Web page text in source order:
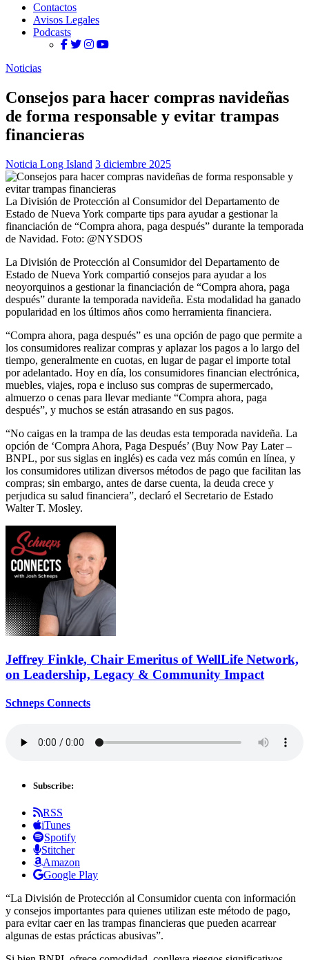
Contactos
Avisos Legales
Podcasts
Noticias
Consejos para hacer compras navideñas
de forma responsable y evitar trampas
financieras
Noticia Long Island 3 diciembre 2025
La División de Protección al Consumidor del Departamento de
Estado de Nueva York comparte tips para ayudar a gestionar la
financiación de “Compra ahora, paga después” durante la temporada
de Navidad. Foto: @NYSDOS
La División de Protección al Consumidor del Departamento de
Estado de Nueva York compartió consejos para ayudar a los
neoyorquinos a gestionar la financiación de “Compra ahora, paga
después” durante la temporada navideña. Esta modalidad ha ganado
popularidad en los últimos años como herramienta financiera.
“Compra ahora, paga después” es una opción de pago que permite a
los consumidores realizar compras y aplazar los pagos a lo largo del
tiempo, generalmente en cuotas, en lugar de pagar el importe total
por adelantado. Hoy en día, los consumidores financian electrónica,
muebles, viajes, ropa e incluso sus compras de supermercado,
almuerzo o cenas para llevar mediante “Compra ahora, paga
después”, y muchos se están atrasando en sus pagos.
“No caigas en la trampa de las deudas esta temporada navideña. La
opción de ‘Compra Ahora, Paga Después’ (Buy Now Pay Later –
BNPL, por sus siglas en inglés) es cada vez más común en línea, y
los consumidores utilizan diversos métodos de pago que facilitan las
compras; sin embargo, antes de darse cuenta, la deuda crece y
perjudica su salud financiera”, declaró el Secretario de Estado
Walter T. Mosley.
Jeffrey Finkle, Chair Emeritus of WellLife Network,
on Leadership, Legacy & Community Impact
Schneps Connects
Subscribe:
RSS
iTunes
Spotify
Stitcher
Amazon
Google Play
“La División de Protección al Consumidor cuenta con información
y consejos importantes para quienes utilizan este método de pago,
para evitar caer en las trampas financieras que pueden acarrear
algunas de estas prácticas abusivas”.